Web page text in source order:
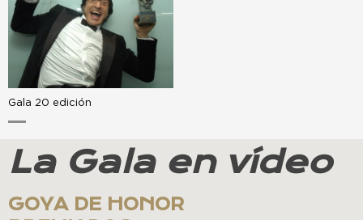
Gala 20 edición
La Gala en vídeo
GOYA DE HONOR